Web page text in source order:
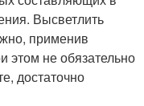
Высветлить
применив
этом не обязательно
достаточно